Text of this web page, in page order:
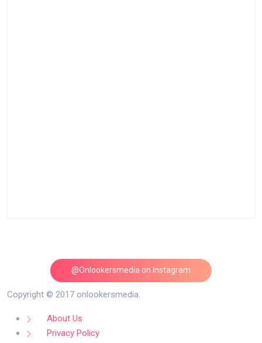
@Onlookersmedia on Instagram
Follow on Instagram
Copyright © 2017 onlookersmedia.
About Us
Privacy Policy